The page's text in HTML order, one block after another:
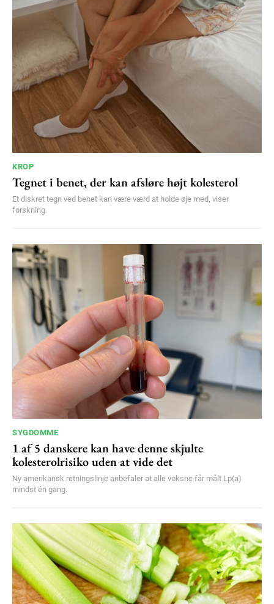
Nullam eu erat condimentum
Donec quis est ac felis
Orci varius natoque dolor
YEARLY PRICING
KROP
Tegnet i benet, der kan afsløre højt kolesterol
Et diskret tegn ved benet kan være værd at holde øje med, viser
forskning.
SYGDOMME
1 af 5 danskere kan have denne skjulte
kolesterolrisiko uden at vide det
Ny amerikansk retningslinje anbefaler at alle voksne får målt Lp(a)
mindst én gang.